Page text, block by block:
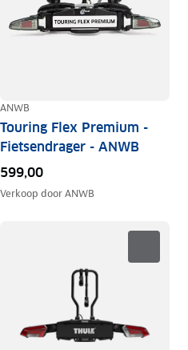
ANWB
Touring Flex Premium -
Fietsendrager - ANWB
599,00
Verkoop doorANWB